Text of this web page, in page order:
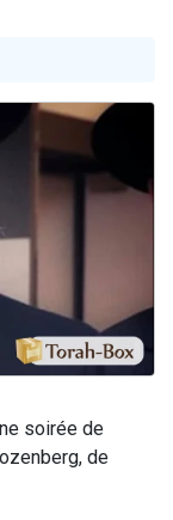
Torah-Box Music
soirée de
de